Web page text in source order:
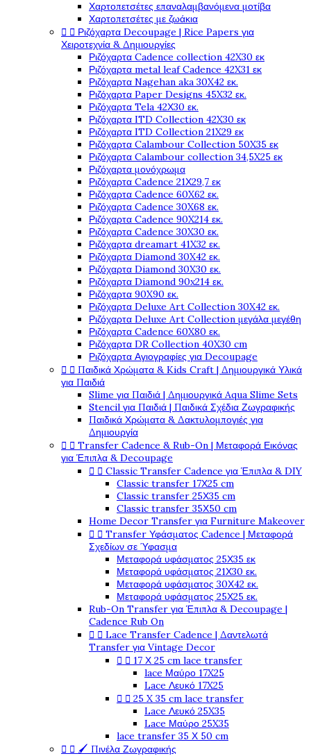
Χαρτοπετσέτες επαναλαμβανόμενα μοτίβα
Χαρτοπετσέτες με ζωάκια
  Ριζόχαρτα Decoupage | Rice Papers για
Χειροτεχνία & Δημιουργίες
Ριζόχαρτα Cadence collection 42X30 εκ
Ριζόχαρτα metal leaf Cadence 42X31 εκ
Ριζόχαρτα Nagehan aka 30X42 εκ.
Ριζόχαρτα Paper Designs 45X32 εκ.
Ριζόχαρτα Tela 42Χ30 εκ.
Ριζόχαρτα ITD Collection 42X30 εκ
Ριζόχαρτα ITD Collection 21X29 εκ
Ριζόχαρτα Calambour Collection 50X35 εκ
Ριζόχαρτα Calambour collection 34,5X25 εκ
Ριζόχαρτα μονόχρωμα
Ριζόχαρτα Cadence 21Χ29,7 εκ
Ριζόχαρτα Cadence 60X62 εκ.
Ριζόχαρτα Cadence 30X68 εκ.
Ριζόχαρτα Cadence 90X214 εκ.
Ριζόχαρτα Cadence 30X30 εκ.
Ριζόχαρτα dreamart 41X32 εκ.
Ριζόχαρτα Diamond 30X42 εκ.
Ριζόχαρτα Diamond 30X30 εκ.
Ριζόχαρτα Diamond 90x214 εκ.
Ριζόχαρτα 90X90 εκ.
Ριζόχαρτα Deluxe Art Collection 30X42 εκ.
Ριζόχαρτα Deluxe Art Collection μεγάλα μεγέθη
Ριζόχαρτα Cadence 60X80 εκ.
Ριζόχαρτα DR Collection 40X30 cm
Ριζόχαρτα Αγιογραφίες για Decoupage
  Παιδικά Χρώματα & Kids Craft | Δημιουργικά Υλικά
για Παιδιά
Slime για Παιδιά | Δημιουργικά Aqua Slime Sets
Stencil για Παιδιά | Παιδικά Σχέδια Ζωγραφικής
Παιδικά Χρώματα & Δακτυλομπογιές για
Δημιουργία
  Transfer Cadence & Rub-On | Μεταφορά Εικόνας
για Έπιπλα & Decoupage
  Classic Transfer Cadence για Έπιπλα & DIY
Classic transfer 17Χ25 cm
Classic transfer 25Χ35 cm
Classic transfer 35Χ50 cm
Home Decor Transfer για Furniture Makeover
  Transfer Υφάσματος Cadence | Μεταφορά
Σχεδίων σε Ύφασμα
Μεταφορά υφάσματος 25Χ35 εκ
Μεταφορά υφάσματος 21Χ30 εκ.
Μεταφορά υφάσματος 30Χ42 εκ.
Μεταφορά υφάσματος 25Χ25 εκ.
Rub-On Transfer για Έπιπλα & Decoupage |
Cadence Rub On
  Lace Transfer Cadence | Δαντελωτά
Transfer για Vintage Decor
  17 Χ 25 cm lace transfer
lace Μαύρο 17X25
Lace Λευκό 17X25
  25 X 35 cm lace transfer
Lace Λευκό 25X35
Lace Μαύρο 25X35
lace transfer 35 Χ 50 cm
  🖌️ Πινέλα Ζωγραφικής